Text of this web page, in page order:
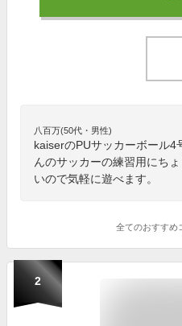
八百万(50代・男性)
kaiserのPUサッカーボール4
んのサッカーの練習用にち
いので気軽に遊べます。
全てのおすすめ
2